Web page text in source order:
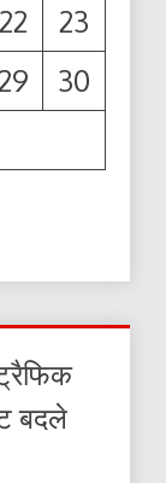
22
23
30
बदले